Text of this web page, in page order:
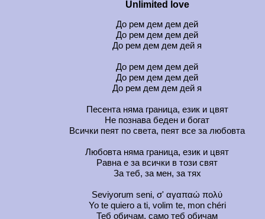
Unlimited love
До рем дем дем дей
До рем дем дем дей
До рем дем дем дей я
До рем дем дем дей
До рем дем дем дей
До рем дем дем дей я
Песента няма граница, език и цвят
Не познава беден и богат
Всички пеят по света, пеят все за любовта
Любовта няма граница, език и цвят
Равна е за всички в този свят
За теб, за мен, за тях
Seviyorum seni, σ' αγαπαώ πολύ
Yo te quiero a ti, volim te, mon chéri
Теб обичам, само теб обичам